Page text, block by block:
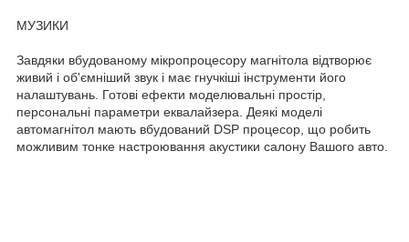
МУЗИКИ
Завдяки вбудованому мікропроцесору магнітола відтворює
живий і об'ємніший звук і має гнучкіші інструменти його
налаштувань. Готові ефекти моделювальні простір,
персональні параметри еквалайзера. Деякі моделі
автомагнітол мають вбудований DSP процесор, що робить
можливим тонке настроювання акустики салону Вашого авто.